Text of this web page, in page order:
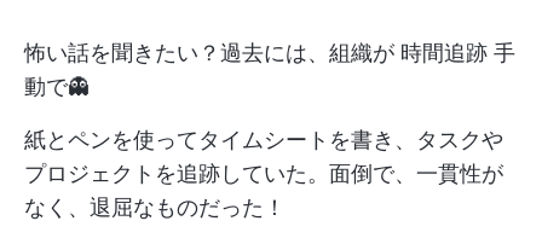
怖い話を聞きたい？過去には、組織が 時間追跡 手
動で👻
紙とペンを使ってタイムシートを書き、タスクや
プロジェクトを追跡していた。面倒で、一貫性が
なく、退屈なものだった！